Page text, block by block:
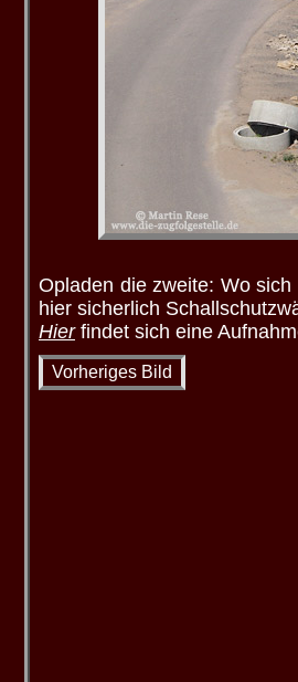
Opladen die zweite: Wo
hier sicherlich
Hier findet sich eine
Vorheriges Bild